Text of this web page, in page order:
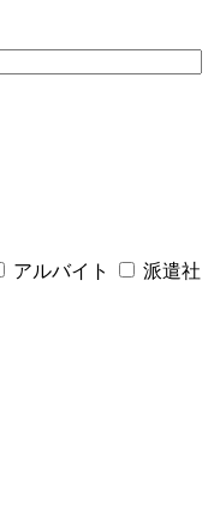
アルバイト
派遣社